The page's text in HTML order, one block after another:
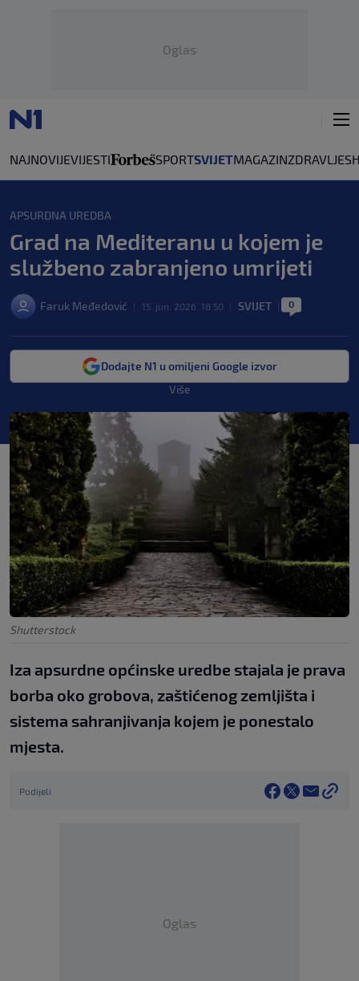
Oglas
NAJNOVIJEVIJESTI SPORTSVIJETMAGAZINZDRAVLJE
APSURDNA UREDBA
Grad na Mediteranu u kojem je
službeno zabranjeno umrijeti
Faruk Međedović 15. jun. 2026. 18:50 SVIJET 0
Dodajte N1 u omiljeni Google izvor
Više
Shutterstock
Iza apsurdne općinske uredbe stajala je prava
borba oko grobova, zaštićenog zemljišta i
sistema sahranjivanja kojem je ponestalo
mjesta.
Podijeli
Oglas